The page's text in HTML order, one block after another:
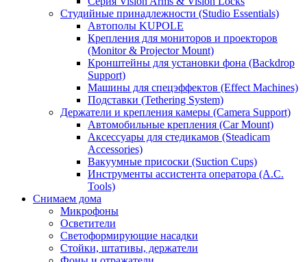
Студийные принадлежности (Studio Essentials)
Автополы KUPOLE
Крепления для мониторов и проекторов
(Monitor & Projector Mount)
Кронштейны для установки фона (Backdrop
Support)
Машины для спецэффектов (Effect Machines)
Подставки (Tethering System)
Держатели и крепления камеры (Camera Support)
Автомобильные крепления (Car Mount)
Аксессуары для стедикамов (Steadicam
Accessories)
Вакуумные присоски (Suction Cups)
Инструменты ассистента оператора (A.C.
Tools)
Снимаем дома
Микрофоны
Осветители
Светоформирующие насадки
Стойки, штативы, держатели